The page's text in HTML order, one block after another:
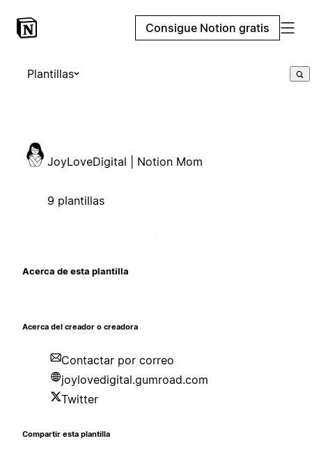
Consigue Notion gratis
Plantillas
JoyLoveDigital | Notion Mom
9 plantillas
Acerca de esta plantilla
Acerca del creador o creadora
Contactar por correo
joylovedigital.gumroad.com
Twitter
Compartir esta plantilla